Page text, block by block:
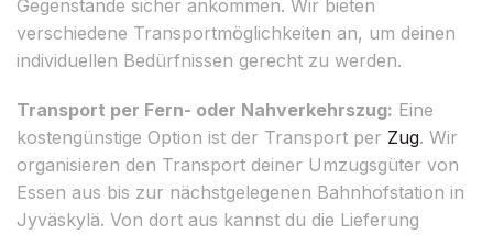
Gegenstände sicher ankommen. Wir bieten
verschiedene Transportmöglichkeiten an, um deinen
individuellen Bedürfnissen gerecht zu werden.
Transport per Fern- oder Nahverkehrszug: Eine
kostengünstige Option ist der Transport per Zug. Wir
organisieren den Transport deiner Umzugsgüter von
Essen aus bis zur nächstgelegenen Bahnhofstation in
Jyväskylä. Von dort aus kannst du die Lieferung